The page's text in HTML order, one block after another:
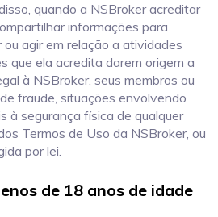
quando a NSBroker acreditar
informações para
agir em relação a atividades
que ela acredita darem origem a
à NSBroker, seus membros ou
fraude, situações envolvendo
à segurança física de qualquer
Termos de Uso da NSBroker, ou
por lei.
de 18 anos de idade